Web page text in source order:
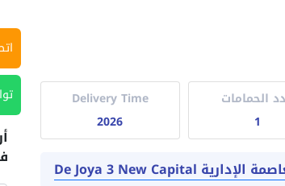
الحمامات
1
Delivery Time
2026